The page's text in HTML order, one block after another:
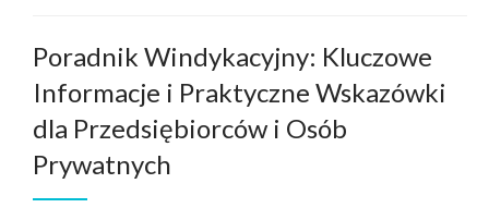
Poradnik Windykacyjny: Kluczowe
Informacje i Praktyczne Wskazówki
dla Przedsiębiorców i Osób
Prywatnych